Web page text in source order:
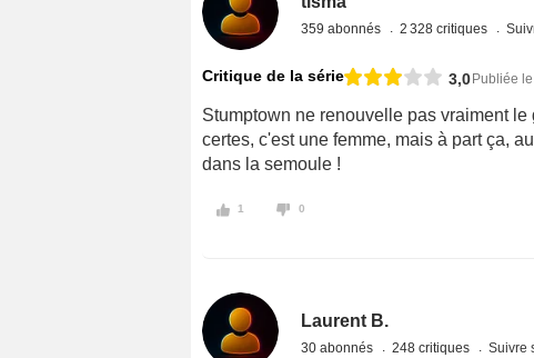
359 abonnés 2 328 critiques
Critique de la série 3,0 Publiée
Stumptown ne renouvelle pas vraiment
certes, c'est une femme, mais à part ça,
dans la semoule !
1 0
Laurent B.
30 abonnés 248 critiques Suivre